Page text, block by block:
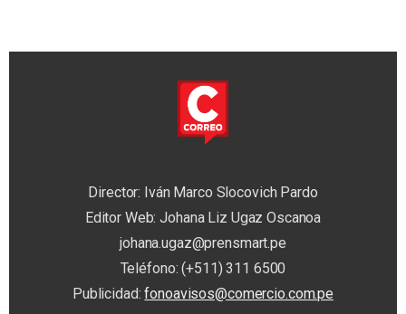
Director: Iván Marco Slocovich Pardo
Editor Web: Johana Liz Ugaz Oscanoa
johana.ugaz@prensmart.pe
Teléfono: (+511) 311 6500
Publicidad:fonoavisos@comercio.com.pe